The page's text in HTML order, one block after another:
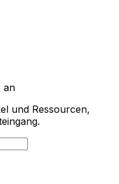
an
und Ressourcen,